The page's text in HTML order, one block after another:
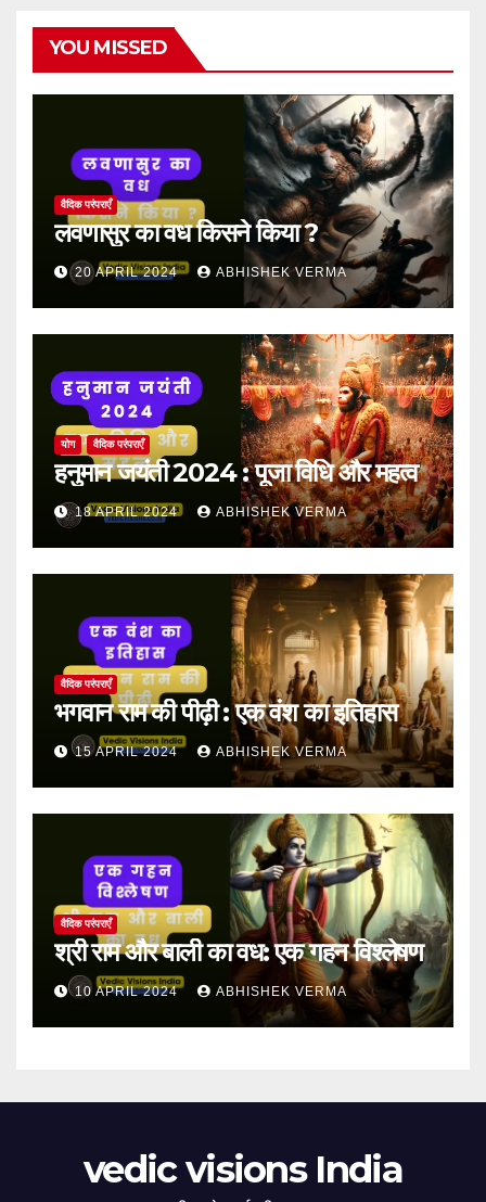
YOU MISSED
वैदिक परंपराएँ
लवणासुर का वध किसने किया ?
20 APRIL 2024 ABHISHEK VERMA
योग वैदिक परंपराएँ
हनुमान जयंती 2024 : पूजा विधि और महत्व
18 APRIL 2024 ABHISHEK VERMA
वैदिक परंपराएँ
भगवान राम की पीढ़ी : एक वंश का इतिहास
15 APRIL 2024 ABHISHEK VERMA
वैदिक परंपराएँ
श्री राम और बाली का वध: एक गहन विश्लेषण
10 APRIL 2024 ABHISHEK VERMA
vedic visions India